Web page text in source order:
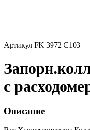
Артикул FK 3972 C103
с
Описание